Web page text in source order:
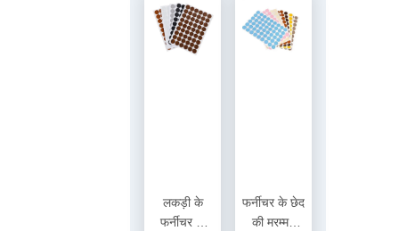
लकड़ी के
फर्नीचर के
फर्नीचर के छेद
की मरम्मत